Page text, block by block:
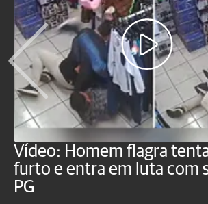
Vídeo: Homem flagra
furto e entra em luta com
PG